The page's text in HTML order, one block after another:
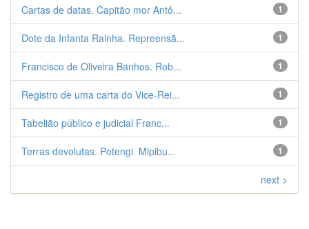
1
Cartas de datas. Capitão mor Antô...
1
Dote da Infanta Rainha. Repreensã...
1
Francisco de Oliveira Banhos. Rob...
1
Registro de uma carta do Vice-Rei...
1
Tabelião público e judicial Franc...
1
Terras devolutas. Potengi. Mipibu...
next >